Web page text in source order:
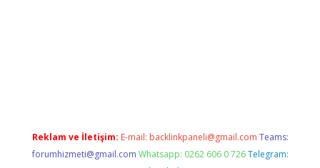
Reklam ve İletişim: E-mail: backlinkpaneli@gmail.com Teams:
forumhizmeti@gmail.com Whatsapp: 0262 606 0 726 Telegram: